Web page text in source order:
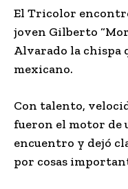
El Tricolor
joven Gilberto
Alvarado la chispa
mexicano.
Con talento,
fueron el motor de
encuentro y dejó
por cosas